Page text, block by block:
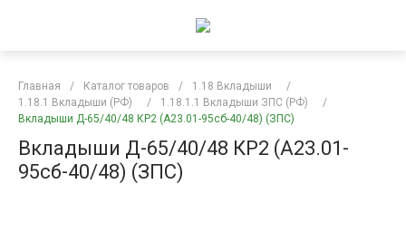
Главная / Каталог товаров / 1.18 Вкладыши
/
1.18.1 Вкладыши (РФ)
/ 1.18.1.1 Вкладыши ЗПС (РФ)
/
Вкладыши Д-65/40/48 КР2 (А23.01-95сб-40/48) (ЗПС)
Вкладыши Д-65/40/48 КР2 (А23.01-
95сб-40/48) (ЗПС)